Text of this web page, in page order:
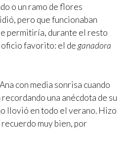
o un ramo de flores
pero que funcionaban
permitiría, durante el resto
favorito: el deganadora
con media sonrisa cuando
una anécdota de su
llovió en todo el verano. Hizo
muy bien, por